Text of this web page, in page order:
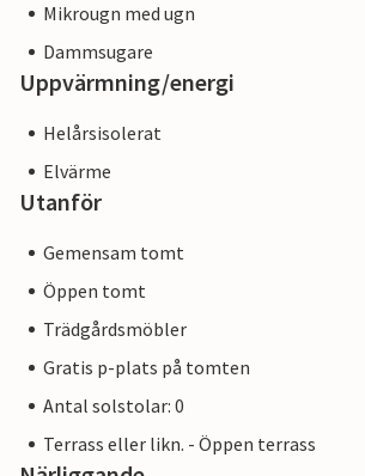
Mikrougn med ugn
Dammsugare
Uppvärmning/energi
Helårsisolerat
Elvärme
Utanför
Gemensam tomt
Öppen tomt
Trädgårdsmöbler
Gratis p-plats på tomten
Antal solstolar: 0
Terrass eller likn. - Öppen terrass